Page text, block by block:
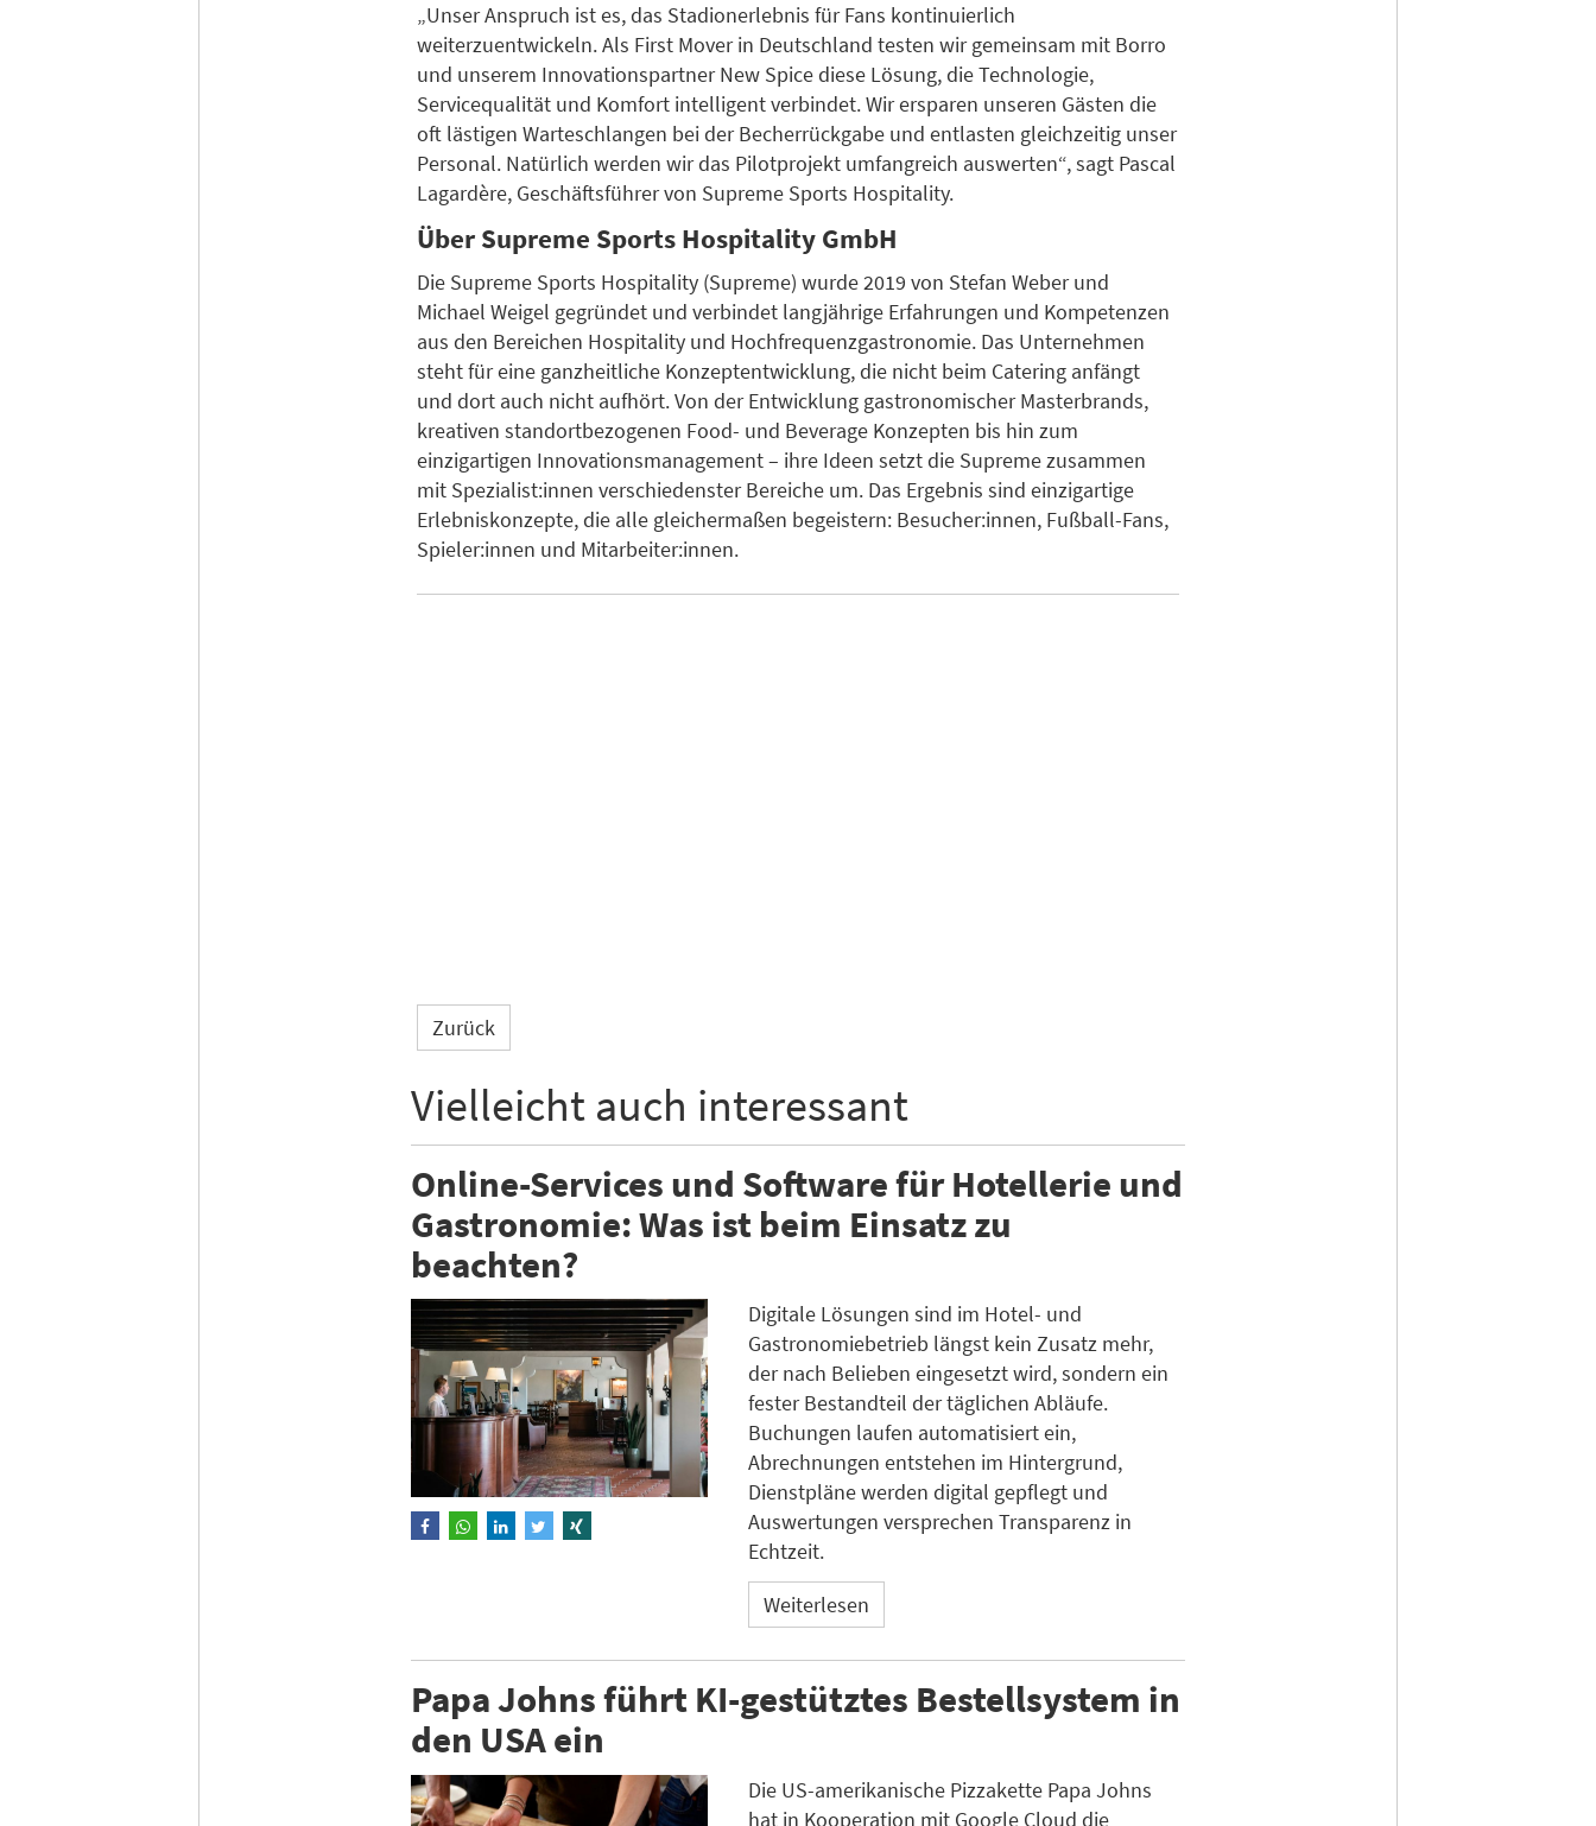
„Unser Anspruch ist es, das Stadionerlebnis für Fans kontinuierlich
weiterzuentwickeln. Als First Mover in Deutschland testen wir gemeinsam mit Borro
und unserem Innovationspartner New Spice diese Lösung, die Technologie,
Servicequalität und Komfort intelligent verbindet. Wir ersparen unseren Gästen die
oft lästigen Warteschlangen bei der Becherrückgabe und entlasten gleichzeitig unser
Personal. Natürlich werden wir das Pilotprojekt umfangreich auswerten“, sagt Pascal
Lagardère, Geschäftsführer von Supreme Sports Hospitality.
Über Supreme Sports Hospitality GmbH
Die Supreme Sports Hospitality (Supreme) wurde 2019 von Stefan Weber und
Michael Weigel gegründet und verbindet langjährige Erfahrungen und Kompetenzen
aus den Bereichen Hospitality und Hochfrequenzgastronomie. Das Unternehmen
steht für eine ganzheitliche Konzeptentwicklung, die nicht beim Catering anfängt
und dort auch nicht aufhört. Von der Entwicklung gastronomischer Masterbrands,
kreativen standortbezogenen Food- und Beverage Konzepten bis hin zum
einzigartigen Innovationsmanagement – ihre Ideen setzt die Supreme zusammen
mit Spezialist:innen verschiedenster Bereiche um. Das Ergebnis sind einzigartige
Erlebniskonzepte, die alle gleichermaßen begeistern: Besucher:innen, Fußball-Fans,
Spieler:innen und Mitarbeiter:innen.
Zurück
Vielleicht auch interessant
Online-Services und Software für Hotellerie und
Gastronomie: Was ist beim Einsatz zu
beachten?
Digitale Lösungen sind im Hotel- und
Gastronomiebetrieb längst kein Zusatz mehr,
der nach Belieben eingesetzt wird, sondern ein
fester Bestandteil der täglichen Abläufe.
Buchungen laufen automatisiert ein,
Abrechnungen entstehen im Hintergrund,
Dienstpläne werden digital gepflegt und
Auswertungen versprechen Transparenz in
Echtzeit.
Weiterlesen
Papa Johns führt KI-gestütztes Bestellsystem in
den USA ein
Die US-amerikanische Pizzakette Papa Johns
hat in Kooperation mit Google Cloud die